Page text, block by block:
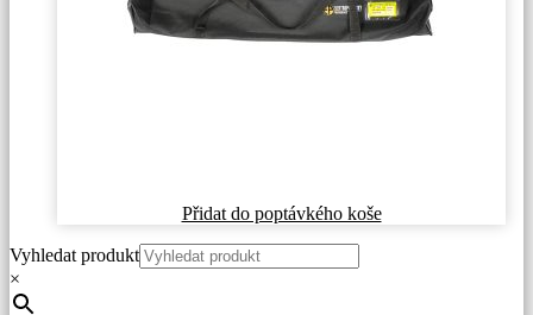
Přidat do poptávkého koše
Vyhledat produkt
×